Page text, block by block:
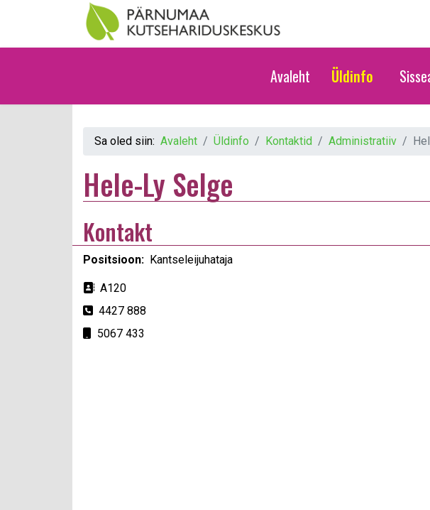
Avaleht Üldinfo
Sa oled siin: Avaleht Üldinfo Kontaktid Administratiiv
Hele-Ly Selge
Kontakt
Positsioon: Kantseleijuhataja
Aadress
A120
Telefon
4427 888
Mobiil
5067 433